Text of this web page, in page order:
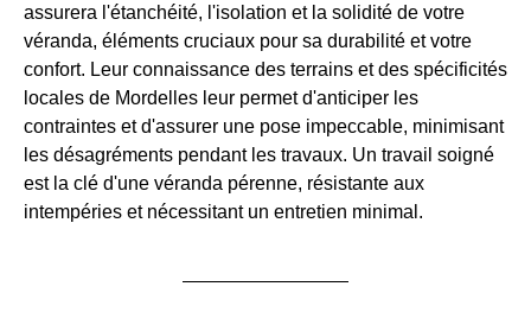
assurera l'étanchéité, l'isolation et la solidité de votre
véranda, éléments cruciaux pour sa durabilité et votre
confort. Leur connaissance des terrains et des spécificités
locales de Mordelles leur permet d'anticiper les
contraintes et d'assurer une pose impeccable, minimisant
les désagréments pendant les travaux. Un travail soigné
est la clé d'une véranda pérenne, résistante aux
intempéries et nécessitant un entretien minimal.